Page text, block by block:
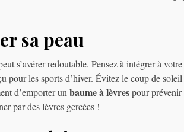
sa peau
s’avérer redoutable. Pensez à intégrer à
pour les sports d’hiver. Évitez le coup de
d’emporter un baume à lèvrespour
par des lèvres gercées !